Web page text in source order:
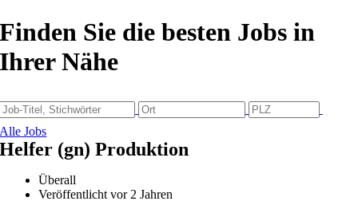
Finden Sie die besten Jobs in
Ihrer Nähe
Alle Jobs
Helfer (gn) Produktion
Überall
Veröffentlicht vor 2 Jahren